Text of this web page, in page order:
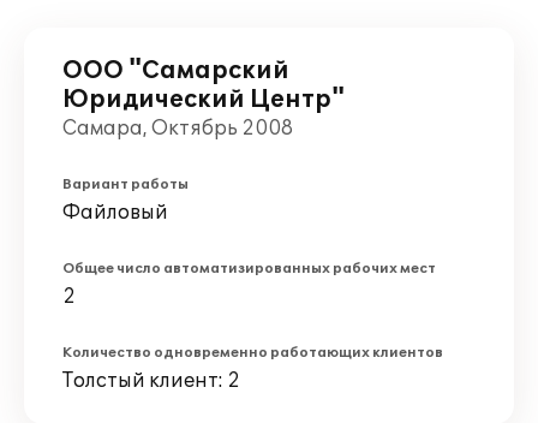
ООО "Самарский
Юридический Центр"
Самара, Октябрь 2008
Вариант работы
Файловый
Общее число автоматизированных рабочих мест
2
Количество одновременно работающих клиентов
Толстый клиент: 2